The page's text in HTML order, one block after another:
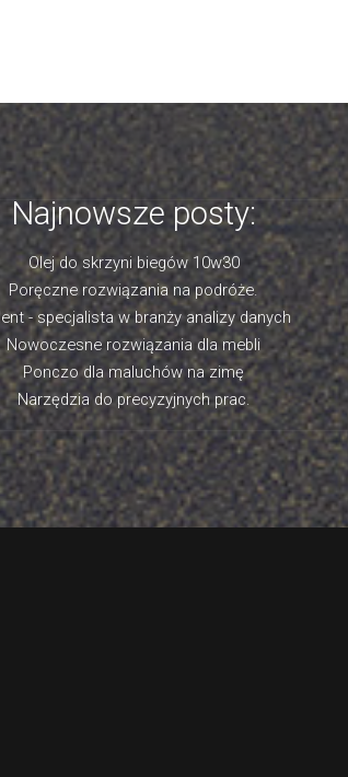
Najnowsze posty:
Olej do skrzyni biegów 10w30
Poręczne rozwiązania na podróże.
- specjalista w branży analizy danych
Nowoczesne rozwiązania dla mebli
Ponczo dla maluchów na zimę
Narzędzia do precyzyjnych prac.